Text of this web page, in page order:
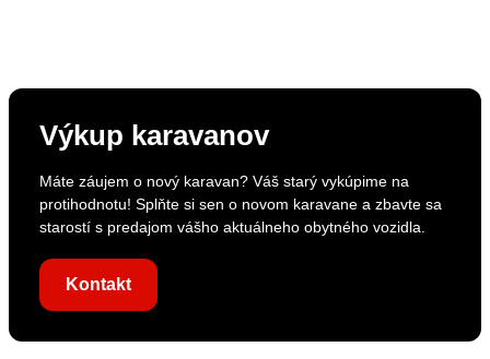
Výkup karavanov
Máte záujem o nový karavan? Váš starý vykúpime na
protihodnotu! Splňte si sen o novom karavane a zbavte sa
starostí s predajom vášho aktuálneho obytného vozidla.
Kontakt